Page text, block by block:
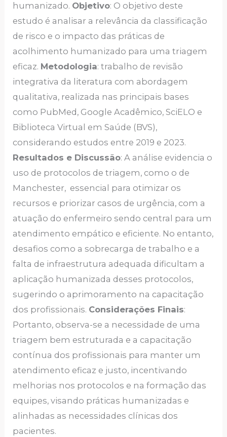
humanizado. Objetivo: O objetivo deste
estudo é analisar a relevância da classificação
de risco e o impacto das práticas de
acolhimento humanizado para uma triagem
eficaz. Metodologia: trabalho de revisão
integrativa da literatura com abordagem
qualitativa, realizada nas principais bases
como PubMed, Google Acadêmico, SciELO e
Biblioteca Virtual em Saúde (BVS),
considerando estudos entre 2019 e 2023.
Resultados e Discussão: A análise evidencia o
uso de protocolos de triagem, como o de
Manchester, essencial para otimizar os
recursos e priorizar casos de urgência, com a
atuação do enfermeiro sendo central para um
atendimento empático e eficiente. No entanto,
desafios como a sobrecarga de trabalho e a
falta de infraestrutura adequada dificultam a
aplicação humanizada desses protocolos,
sugerindo o aprimoramento na capacitação
dos profissionais. Considerações Finais:
Portanto, observa-se a necessidade de uma
triagem bem estruturada e a capacitação
contínua dos profissionais para manter um
atendimento eficaz e justo, incentivando
melhorias nos protocolos e na formação das
equipes, visando práticas humanizadas e
alinhadas as necessidades clínicas dos
pacientes.